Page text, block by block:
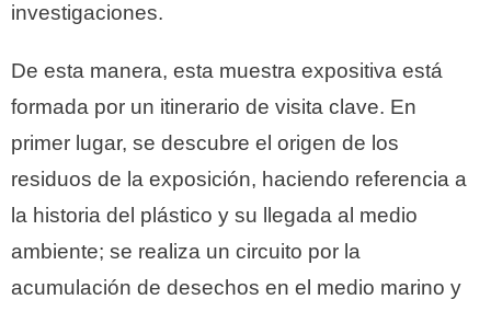
investigaciones.
De esta manera, esta muestra expositiva está
formada por un itinerario de visita clave. En
primer lugar, se descubre el origen de los
residuos de la exposición, haciendo referencia a
la historia del plástico y su llegada al medio
ambiente; se realiza un circuito por la
acumulación de desechos en el medio marino y